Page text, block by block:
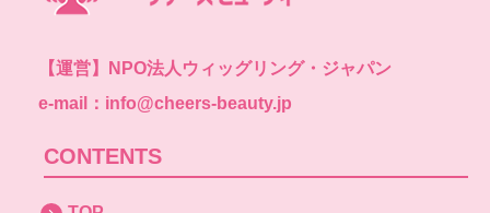
【運営】
NPO法人ウィッグリング・ジャパン
e-mail：info@cheers-beauty.jp
CONTENTS